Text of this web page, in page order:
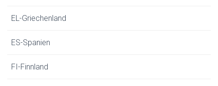
EL-Griechenland
ES-Spanien
FI-Finnland